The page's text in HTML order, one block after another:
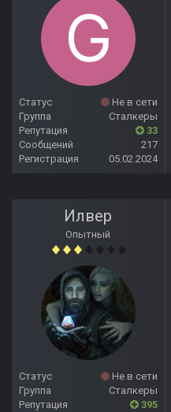
Статус
Не в сети
Группа
Сталкеры
Репутация
33
Сообщений
217
Регистрация
05.02.2024
Илвер
Опытный
Статус
Не в сети
Группа
Сталкеры
Репутация
395